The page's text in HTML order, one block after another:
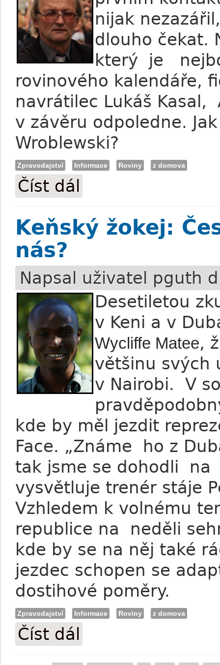
nijak
dlouho čekat.
který je
rovinového kalendáře,
navrátilec Lukáš Kasal,
v závěru odpoledne.
Wroblewski?
Zpravodajství Informace Roviny z domova
Číst dál
Keňský žokej:
nás?
Napsal uživatel pguth
Desetiletou
v Keni a v
Wycliffe Matee,
většinu svých
v Nairobi. V
kde by měl jezdit
Face. „Známe ho z
tak jsme se dohodli na
vysvětluje trenér stáje
Vzhledem k volnému
republice na neděli
kde by se na něj také
jezdec schopen se
dostihové poměry.
Zpravodajství Informace Roviny z domova
Číst dál